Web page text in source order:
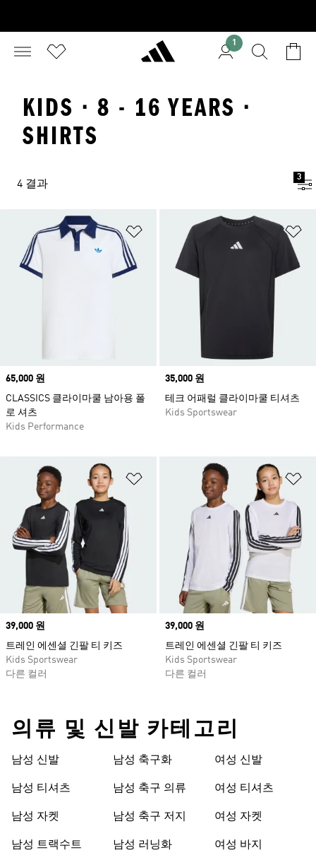
1
KIDS · 8 - 16 YEARS ·
SHIRTS
4 결과
3
위시리스트 담기
Price
65,000 원
CLASSICS 클라이마쿨 남아용 폴
로 셔츠
Kids Performance
Price
35,000 원
테크 어패럴 클라이마쿨 티셔츠
Kids Sportswear
위시리스트 담기
Price
39,000 원
트레인 에센셜 긴팔 티 키즈
Kids Sportswear
다른 컬러
Price
39,000 원
트레인 에센셜 긴팔 티 키즈
Kids Sportswear
다른 컬러
의류 및 신발 카테고리
남성 신발
남성 티셔츠
남성 자켓
남성 트랙수트
남성 축구화
남성 축구 의류
남성 축구 저지
남성 러닝화
여성 신발
여성 티셔츠
여성 자켓
여성 바지